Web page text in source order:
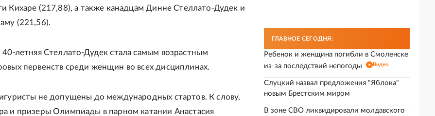
Кихаре (217,88), а также канадцам Динне Стеллато-Дудек и
(221,56).
летняя Стеллато-Дудек стала самым возрастным
первенств среди женщин во всех дисциплинах.
не допущены до международных стартов. К слову,
и призеры Олимпиады в парном катании Анастасия
ГЛАВНОЕ СЕГОДНЯ:
Ребенок и женщина погибли в Смоленске
из-за последствий непогоды
Видео
Слуцкий назвал предложения "Яблока"
новым Брестским миром
В зоне СВО ликвидировали молдавского